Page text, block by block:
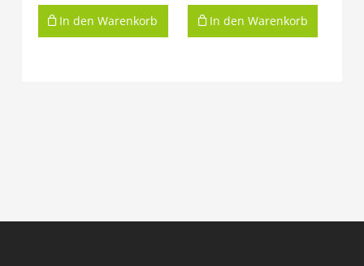
In den Warenkorb In den Warenkorb